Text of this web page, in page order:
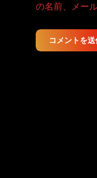
と
き
出
の名前、メー
コメントを送